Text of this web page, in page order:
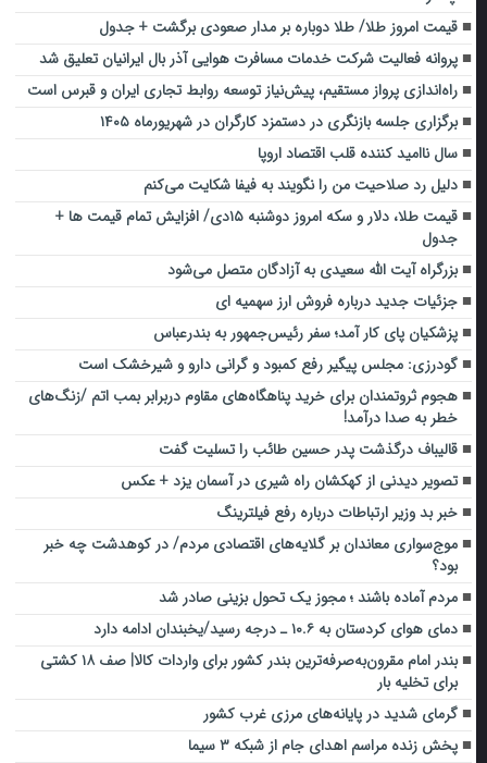
قیمت امروز طلا/ طلا دوباره بر مدار صعودی برگشت + جدول
پروانه فعالیت شرکت خدمات مسافرت هوایی آذر بال ایرانیان تعلیق شد
راه‌اندازی پرواز مستقیم، پیش‌نیاز توسعه روابط تجاری ایران و قبرس است
برگزاری جلسه بازنگری در دستمزد کارگران در شهریورماه ۱۴۰۵
سال ناامید کننده قلب اقتصاد اروپا
دلیل رد صلاحیت من را نگویند به فیفا شکایت می‌کنم
قیمت طلا، دلار و سکه امروز دوشنبه ۱۵دی/ افزایش تمام قیمت ها +
جدول
بزرگراه آیت الله سعیدی به آزادگان متصل می‌شود
جزئیات جدید درباره فروش ارز سهمیه ای
پزشکیان پای کار آمد؛ سفر رئیس‌جمهور به بندرعباس
گودرزی: مجلس پیگیر رفع کمبود و گرانی دارو و شیرخشک است
هجوم ثروتمندان برای خرید پناهگاه‌های مقاوم دربرابر بمب اتم /زنگ‌های
خطر به صدا درآمد!
قالیباف درگذشت پدر حسین طائب را تسلیت گفت
تصویر دیدنی از کهکشان راه شیری در آسمان یزد + عکس
خبر بد وزیر ارتباطات درباره رفع فیلترینگ
موج‌سواری معاندان بر گلایه‌های اقتصادی مردم/ در کوهدشت چه خبر
بود؟
مردم آماده باشند ؛ مجوز یک تحول بزینی صادر شد
دمای هوای کردستان به ۱۰.۶ ـ درجه رسید/یخبندان ادامه دارد
بندر امام مقرون‌به‌صرفه‌ترین بندر کشور برای واردات کالا| صف ۱۸ کشتی
برای تخلیه بار
گرمای شدید در پایانه‌های مرزی غرب کشور
پخش زنده مراسم اهدای جام از شبکه ۳ سیما